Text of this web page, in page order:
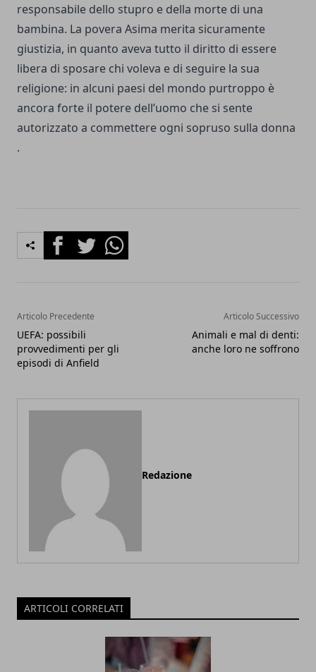
responsabile dello stupro e della morte di una
bambina. La povera Asima merita sicuramente
giustizia, in quanto aveva tutto il diritto di essere
libera di sposare chi voleva e di seguire la sua
religione: in alcuni paesi del mondo purtroppo è
ancora forte il potere dell’uomo che si sente
autorizzato a commettere ogni sopruso sulla donna
.
FacebookTwitterWhatsapp
Articolo Precedente
UEFA: possibili
provvedimenti per gli
episodi di Anfield
Articolo Successivo
Animali e mal di denti:
anche loro ne soffrono
Redazione
ARTICOLI CORRELATI